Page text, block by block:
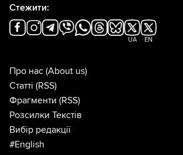
Стежити:
UA EN
Про нас (About us)
Статті (RSS)
Фрагменти (RSS)
Розсилки Текстів
Вибір редакції
#English